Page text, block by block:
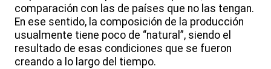
comparación con las de países que no las tengan.
En ese sentido, la composición de la producción
usualmente tiene poco de “natural”, siendo el
resultado de esas condiciones que se fueron
creando a lo largo del tiempo.